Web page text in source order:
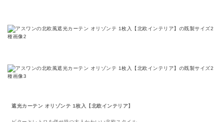
遮光カーテン オリゾンテ 1枚入【北欧インテリア】